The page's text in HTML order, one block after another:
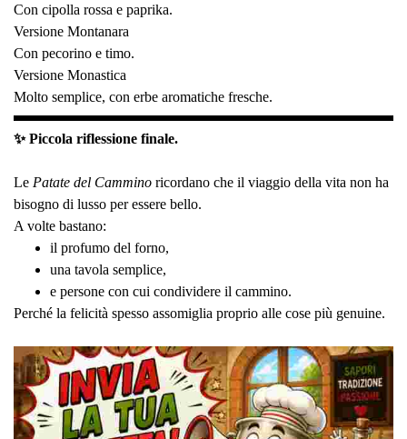
Con cipolla rossa e paprika.
Versione Montanara
Con pecorino e timo.
Versione Monastica
Molto semplice, con erbe aromatiche fresche.
✨ Piccola riflessione finale.
Le Patate del Cammino ricordano che il viaggio della vita non ha
bisogno di lusso per essere bello.
A volte bastano:
il profumo del forno,
una tavola semplice,
e persone con cui condividere il cammino.
Perché la felicità spesso assomiglia proprio alle cose più genuine.